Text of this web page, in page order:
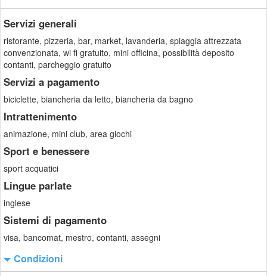
Servizi generali
ristorante, pizzeria, bar, market, lavanderia, spiaggia attrezzata
convenzionata, wi fi gratuito, mini officina, possibilità deposito
contanti, parcheggio gratuito
Servizi a pagamento
biciclette, biancheria da letto, biancheria da bagno
Intrattenimento
animazione, mini club, area giochi
Sport e benessere
sport acquatici
Lingue parlate
inglese
Sistemi di pagamento
visa, bancomat, mestro, contanti, assegni
Condizioni